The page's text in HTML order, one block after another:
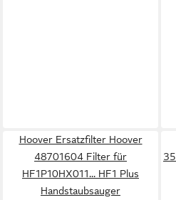
Hoover Ersatzfilter Hoover
48701604 Filter für
HF1P10HX011... HF1 Plus
Handstaubsauger